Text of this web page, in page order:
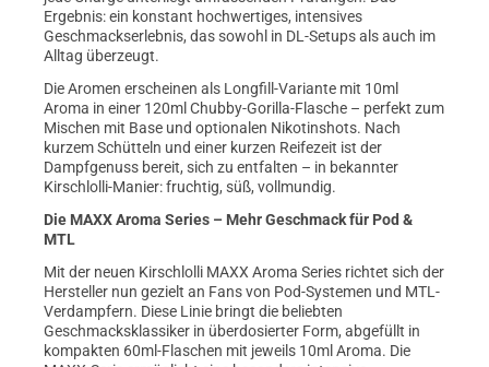
Ergebnis: ein konstant hochwertiges, intensives
Geschmackserlebnis, das sowohl in DL-Setups als auch im
Alltag überzeugt.
Die Aromen erscheinen als Longfill-Variante mit 10ml
Aroma in einer 120ml Chubby-Gorilla-Flasche – perfekt zum
Mischen mit Base und optionalen Nikotinshots. Nach
kurzem Schütteln und einer kurzen Reifezeit ist der
Dampfgenuss bereit, sich zu entfalten – in bekannter
Kirschlolli-Manier: fruchtig, süß, vollmundig.
Die MAXX Aroma Series – Mehr Geschmack für Pod &
MTL
Mit der neuen Kirschlolli MAXX Aroma Series richtet sich der
Hersteller nun gezielt an Fans von Pod-Systemen und MTL-
Verdampfern. Diese Linie bringt die beliebten
Geschmacksklassiker in überdosierter Form, abgefüllt in
kompakten 60ml-Flaschen mit jeweils 10ml Aroma. Die